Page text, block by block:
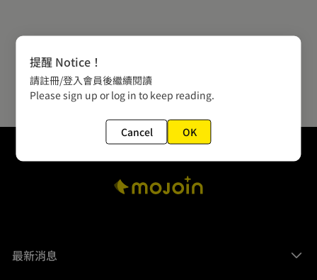
最新消息
提醒 Notice！
請註冊/登入會員後繼續閱讀
Please sign up or log in to keep reading.
Cancel OK